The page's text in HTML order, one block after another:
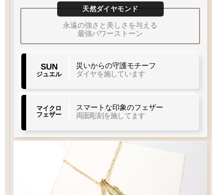
フェザーは両面彫刻を施しております
cm
華奢で短めのチェーンです
×11.5
40 37
かなり短め
多くの方が該当
天然ダイヤモンド
永遠の強さと美しさを与える
最強パワーストーン
SUN
ジュエル
災いからの守護モチーフ
ダイヤを施しています
マイクロ
フェザー
スマートな印象のフェザー
両面彫刻を施してます